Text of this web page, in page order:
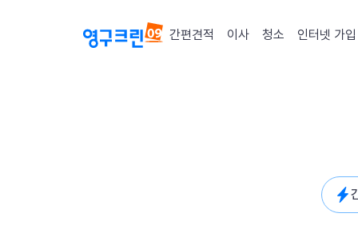
간편견적 이사 청소 인터넷 가입